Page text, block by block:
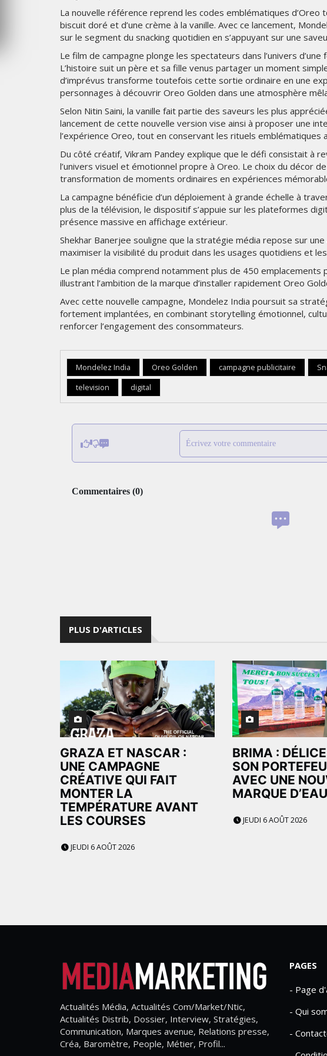
La nouvelle référence reprend les codes emblématiques d’Oreo
biscuit doré et d’une crème à la vanille. Avec ce lancement,
sur le segment du snacking quotidien en s’appuyant sur une
Le film de campagne plonge les spectateurs dans l’univers
L’histoire suit un père et sa fille venus partager un moment
d’imprévus transforme toutefois cette sortie ordinaire en une
personnages à découvrir Oreo Golden dans une atmosphère
Selon Nitin Saini, la vanille fait partie des saveurs les plus
lancement de cette nouvelle version vise ainsi à proposer une
l’expérience Oreo, tout en conservant les rituels emblématiques
Du côté créatif, Vikram Pandey explique que le défi consistait à
l’univers visuel et émotionnel propre à Oreo. Le choix du décor
transformation de moments ordinaires en expériences
La campagne bénéficie d’un déploiement à grande échelle à
plus de la télévision, le dispositif s’appuie sur les plateformes
présence massive en affichage extérieur.
Shekhar Banerjee souligne que la stratégie média repose sur
maximiser la visibilité du produit dans les usages quotidiens et
Le plan média comprend notamment plus de 450
illustrant l’ambition de la marque d’installer rapidement Oreo
Avec cette nouvelle campagne, Mondelez India poursuit sa
fortement implantées, en combinant storytelling émotionnel,
renforcer l’engagement des consommateurs.
Mondelez India Oreo Golden campagne publicitaire
television
digital
Écrivez votre commentaire
Commentaires (0)
MERCREDI 5 AOÛT 2026
PLUS D'ARTICLES
GRAZA ET NASCAR :
UNE CAMPAGNE
CRÉATIVE QUI FAIT
MONTER LA
TEMPÉRATURE AVANT
LES COURSES
JEUDI 6 AOÛT 2026
BRIMA :
SON
AVEC UNE
MARQUE D’EAU
JEUDI 6 AOÛT 2026
Actualités Média, Actualités Com/Market/Ntic,
Actualités Distrib, Dossier, Interview, Stratégies,
Communication, Marques avenue, Relations presse,
Créa, Baromètre, People, Métier, Profil...
PAGES
- Page
- Qui
-